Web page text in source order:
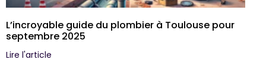
L’incroyable guide du plombier à Toulouse pour
septembre 2025
Lire l'article